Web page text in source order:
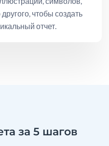
чтобы создать
отчет.
за 5 шагов